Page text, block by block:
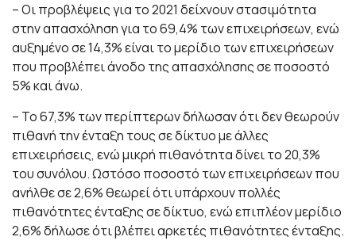
– Οι προβλέψεις για το 2021 δείχνουν στασιμότητα
στην απασχόληση για το 69,4% των επιχειρήσεων, ενώ
αυξημένο σε 14,3% είναι το μερίδιο των επιχειρήσεων
που προβλέπει άνοδο της απασχόλησης σε ποσοστό
5% και άνω.
– Το 67,3% των περίπτερων δήλωσαν ότι δεν θεωρούν
πιθανή την ένταξη τους σε δίκτυο με άλλες
επιχειρήσεις, ενώ μικρή πιθανότητα δίνει το 20,3%
του συνόλου. Ωστόσο ποσοστό των επιχειρήσεων που
ανήλθε σε 2,6% θεωρεί ότι υπάρχουν πολλές
πιθανότητες ένταξης σε δίκτυο, ενώ επιπλέον μερίδιο
2,6% δήλωσε ότι βλέπει αρκετές πιθανότητες ένταξης.